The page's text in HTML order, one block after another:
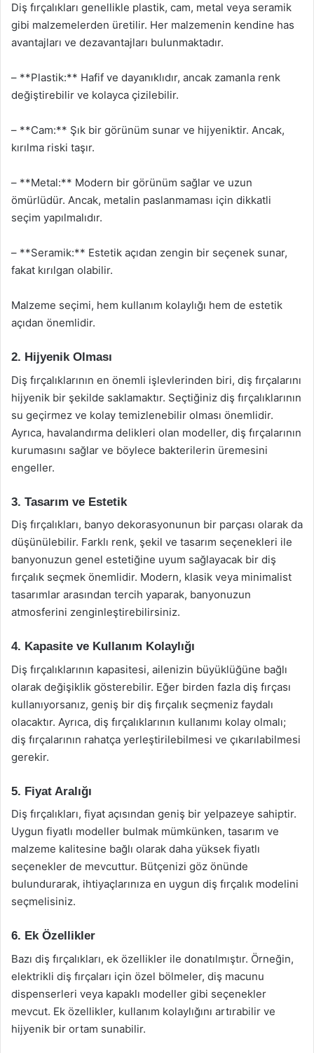
Diş fırçalıkları genellikle plastik, cam, metal veya seramik
gibi malzemelerden üretilir. Her malzemenin kendine has
avantajları ve dezavantajları bulunmaktadır.
– **Plastik:** Hafif ve dayanıklıdır, ancak zamanla renk
değiştirebilir ve kolayca çizilebilir.
– **Cam:** Şık bir görünüm sunar ve hijyeniktir. Ancak,
kırılma riski taşır.
– **Metal:** Modern bir görünüm sağlar ve uzun
ömürlüdür. Ancak, metalin paslanmaması için dikkatli
seçim yapılmalıdır.
– **Seramik:** Estetik açıdan zengin bir seçenek sunar,
fakat kırılgan olabilir.
Malzeme seçimi, hem kullanım kolaylığı hem de estetik
açıdan önemlidir.
2. Hijyenik Olması
Diş fırçalıklarının en önemli işlevlerinden biri, diş fırçalarını
hijyenik bir şekilde saklamaktır. Seçtiğiniz diş fırçalıklarının
su geçirmez ve kolay temizlenebilir olması önemlidir.
Ayrıca, havalandırma delikleri olan modeller, diş fırçalarının
kurumasını sağlar ve böylece bakterilerin üremesini
engeller.
3. Tasarım ve Estetik
Diş fırçalıkları, banyo dekorasyonunun bir parçası olarak da
düşünülebilir. Farklı renk, şekil ve tasarım seçenekleri ile
banyonuzun genel estetiğine uyum sağlayacak bir diş
fırçalık seçmek önemlidir. Modern, klasik veya minimalist
tasarımlar arasından tercih yaparak, banyonuzun
atmosferini zenginleştirebilirsiniz.
4. Kapasite ve Kullanım Kolaylığı
Diş fırçalıklarının kapasitesi, ailenizin büyüklüğüne bağlı
olarak değişiklik gösterebilir. Eğer birden fazla diş fırçası
kullanıyorsanız, geniş bir diş fırçalık seçmeniz faydalı
olacaktır. Ayrıca, diş fırçalıklarının kullanımı kolay olmalı;
diş fırçalarının rahatça yerleştirilebilmesi ve çıkarılabilmesi
gerekir.
5. Fiyat Aralığı
Diş fırçalıkları, fiyat açısından geniş bir yelpazeye sahiptir.
Uygun fiyatlı modeller bulmak mümkünken, tasarım ve
malzeme kalitesine bağlı olarak daha yüksek fiyatlı
seçenekler de mevcuttur. Bütçenizi göz önünde
bulundurarak, ihtiyaçlarınıza en uygun diş fırçalık modelini
seçmelisiniz.
6. Ek Özellikler
Bazı diş fırçalıkları, ek özellikler ile donatılmıştır. Örneğin,
elektrikli diş fırçaları için özel bölmeler, diş macunu
dispenserleri veya kapaklı modeller gibi seçenekler
mevcut. Ek özellikler, kullanım kolaylığını artırabilir ve
hijyenik bir ortam sunabilir.